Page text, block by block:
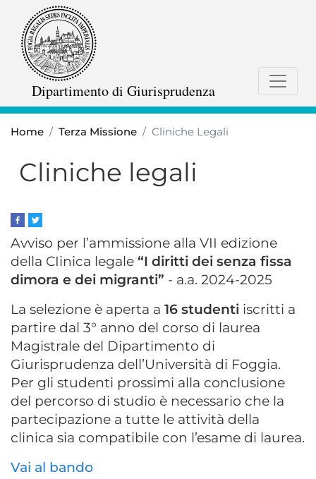
Dipartimento di Giurisprudenza
Home Terza Missione Cliniche Legali
Cliniche legali
Avviso per l’ammissione alla VII edizione
della CIinica legale “I diritti dei senza fissa
dimora e dei migranti” - a.a. 2024-2025
La selezione è aperta a 16 studenti iscritti a
partire dal 3° anno del corso di laurea
Magistrale del Dipartimento di
Giurisprudenza dell’Università di Foggia.
Per gli studenti prossimi alla conclusione
del percorso di studio è necessario che la
partecipazione a tutte le attività della
clinica sia compatibile con l’esame di laurea.
Vai al bando